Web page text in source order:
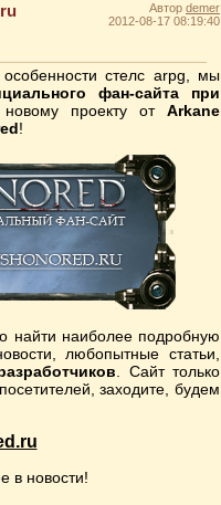
Автор demer
2012-08-17 08:19:40
стелс arpg, мы
фан-сайта при
новому проекту от Arkane
!
найти наиболее подробную
любопытные статьи,
. Сайт только
заходите, будем
в новости!